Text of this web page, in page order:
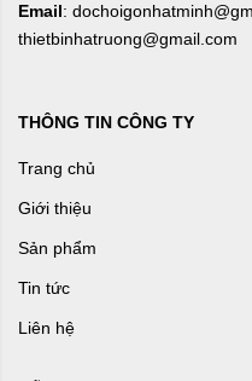
Email:
thietbinhatruong@gmail.com
THÔNG TIN CÔNG TY
Trang chủ
Giới thiệu
Sản phẩm
Tin tức
Liên hệ